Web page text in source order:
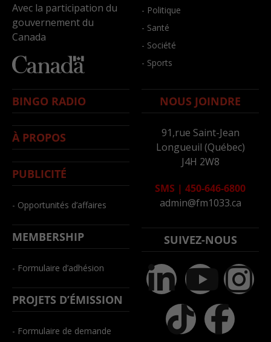
Avec la participation du
gouvernement du
Canada
- Politique
- Santé
- Société
- Sports
BINGO RADIO
À PROPOS
PUBLICITÉ
- Opportunités d’affaires
MEMBERSHIP
- Formulaire d’adhésion
PROJETS D’ÉMISSION
- Formulaire de demande
NOUS JOINDRE
91,rue Saint-Jean
Longueuil (Québec)
J4H 2W8
SMS | 450-646-6800
admin@fm1033.ca
SUIVEZ-NOUS